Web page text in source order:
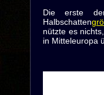
Die erste
Halbschatten
nützte es
in Mitteleuropa